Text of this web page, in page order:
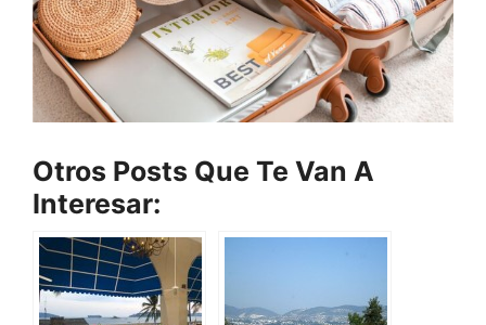
Otros Posts Que Te Van A
Interesar: